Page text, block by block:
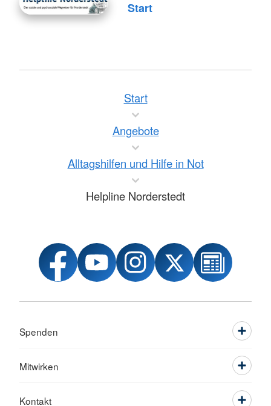
Start
Start
Angebote
Alltagshilfen und Hilfe in Not
Helpline Norderstedt
Spenden
Mitwirken
Kontakt